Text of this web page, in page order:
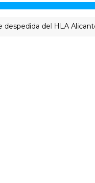
del HLA Alicante a